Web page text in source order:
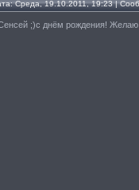
Среда, 19.10.2011, 19:23 |
;)с днём рождения! Желаю